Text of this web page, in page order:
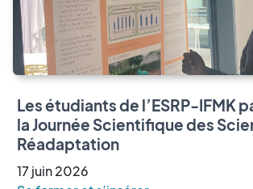
Les étudiants de l’ESRP-IFMK
la Journée Scientifique des
Réadaptation
17juin2026